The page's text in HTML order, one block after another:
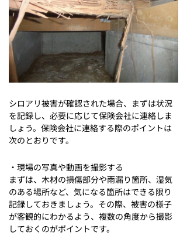
シロアリ被害が確認された場合、まずは状況
を記録し、必要に応じて保険会社に連絡しま
しょう。保険会社に連絡する際のポイントは
次のとおりです。
・現場の写真や動画を撮影する
まずは、木材の損傷部分や雨漏り箇所、湿気
のある場所など、気になる箇所はできる限り
記録しておきましょう。その際、被害の様子
が客観的にわかるよう、複数の角度から撮影
しておくのがポイントです。